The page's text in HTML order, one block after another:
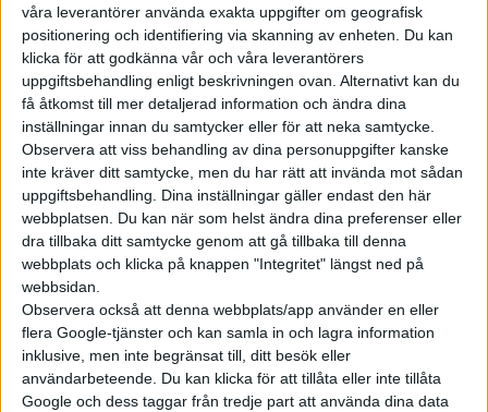
våra leverantörer använda exakta uppgifter om geografisk
positionering och identifiering via skanning av enheten. Du kan
klicka för att godkänna vår och våra leverantörers
uppgiftsbehandling enligt beskrivningen ovan. Alternativt kan du
få åtkomst till mer detaljerad information och ändra dina
inställningar innan du samtycker eller för att neka samtycke.
Observera att viss behandling av dina personuppgifter kanske
inte kräver ditt samtycke, men du har rätt att invända mot sådan
uppgiftsbehandling. Dina inställningar gäller endast den här
webbplatsen. Du kan när som helst ändra dina preferenser eller
dra tillbaka ditt samtycke genom att gå tillbaka till denna
webbplats och klicka på knappen "Integritet" längst ned på
webbsidan.
Observera också att denna webbplats/app använder en eller
flera Google-tjänster och kan samla in och lagra information
inklusive, men inte begränsat till, ditt besök eller
användarbeteende. Du kan klicka för att tillåta eller inte tillåta
Google och dess taggar från tredje part att använda dina data
styrsystem som enligt Volvo också det ska ha fått sig en
genomgång och blivit bättre för längre räckvidd. Bland annat
ska batteriet bättre kunna ta tillvara på energin vid
inbromsningar samt en ny funktion för att förvärma
batterierna inför en resa. Genom att ange ett stopp vid en
snabbladdare i Google Maps ska systemet också se till att
batteriet har optimal temperatur när du kommer fram för
snabbare laddning.
Exakt hur mycket längre räckvidd som det är möjligt att få i en
XC40 och Polestar 2 efter uppdateringen framgår inte.